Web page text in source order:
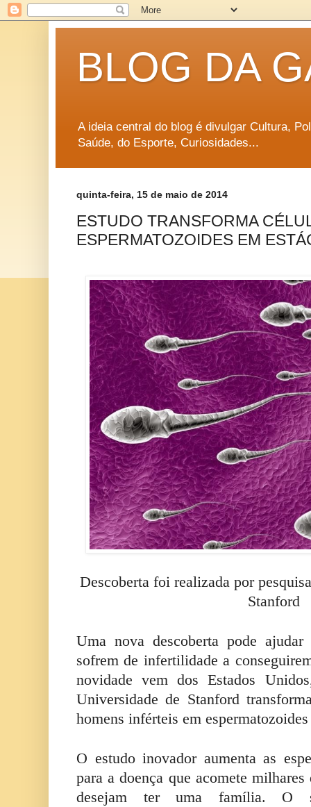
BLOG DA
A ideia central do blog é divulgar Cultura,
Saúde, do Esporte, Curiosidades...
quinta-feira, 15 de maio de 2014
ESTUDO TRANSFORMA
ESPERMATOZOIDES EM
Descoberta foi realizada por
Stanford
Uma nova descoberta pode
sofrem de infertilidade a
novidade vem dos Estados
Universidade de Stanford
homens inférteis em
O estudo inovador aumenta as
para a doença que acomete
desejam ter uma família. O